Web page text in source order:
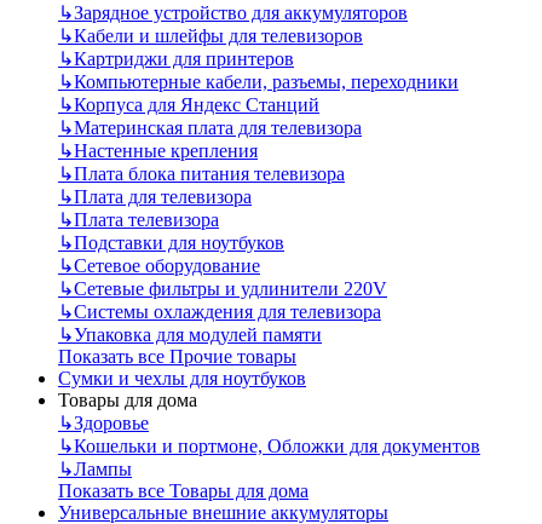
↳Зарядное устройство для аккумуляторов
↳Кабели и шлейфы для телевизоров
↳Картриджи для принтеров
↳Компьютерные кабели, разъемы, переходники
↳Корпуса для Яндекс Станций
↳Материнская плата для телевизора
↳Настенные крепления
↳Плата блока питания телевизора
↳Плата для телевизора
↳Плата телевизора
↳Подставки для ноутбуков
↳Сетевое оборудование
↳Сетевые фильтры и удлинители 220V
↳Системы охлаждения для телевизора
↳Упаковка для модулей памяти
Показать все Прочие товары
Сумки и чехлы для ноутбуков
Товары для дома
↳Здоровье
↳Кошельки и портмоне, Обложки для документов
↳Лампы
Показать все Товары для дома
Универсальные внешние аккумуляторы